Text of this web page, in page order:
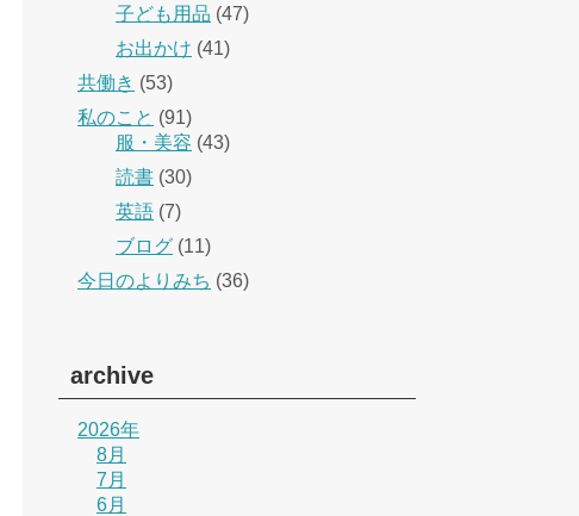
子ども用品 (47)
お出かけ (41)
共働き (53)
私のこと (91)
服・美容 (43)
読書 (30)
英語 (7)
ブログ (11)
今日のよりみち (36)
archive
2026年
8月
7月
6月